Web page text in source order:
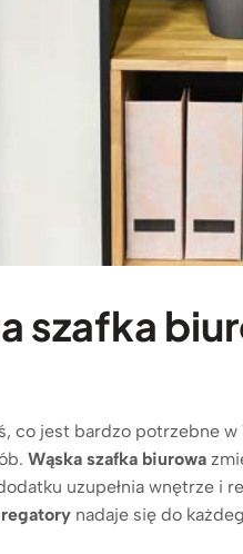
szafka
co jest bardzo potrzebne w
Wąska szafka biurowa
uzupełnia wnętrze
nadaje się do